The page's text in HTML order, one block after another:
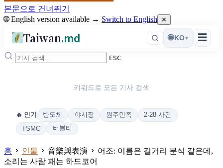
본문으로 건너뛰기
🌐 English version available → Switch to English ✕
Taiwan.md ☰
🌐KO▾
ESC
키워드로 모든 기사 검색
🔥 인기 반도체 야시장 원주민족
2·28 사건
TSMC
버블티
홈 인물 音樂與表演
어조: 이름은 길거리 분식 같은데,
소리는 사람 패는 하드코어